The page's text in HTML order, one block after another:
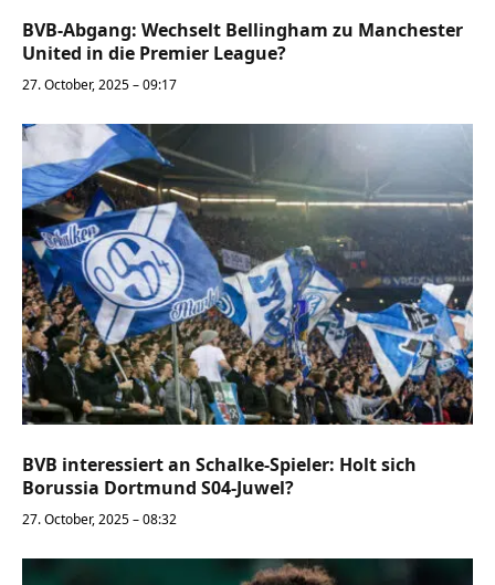
BVB-Abgang: Wechselt Bellingham zu Manchester
United in die Premier League?
27. October, 2025 – 09:17
BVB interessiert an Schalke-Spieler: Holt sich
Borussia Dortmund S04-Juwel?
27. October, 2025 – 08:32